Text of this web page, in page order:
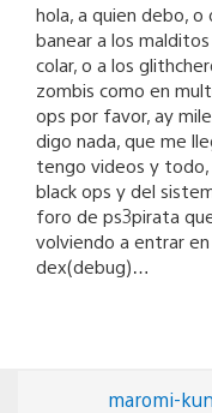
hola, a quien debo,
banear a los
colar, o a los
zombis como en
ops por favor, ay
digo nada, que me
tengo videos y todo,
black ops y del
foro de ps3pirata
volviendo a entrar
dex(debug)…
maromi-kun